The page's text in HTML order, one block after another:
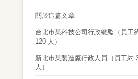
關於這篇文章
台北市某科技公司行政總監（員工
120 人）
新北市某製造廠行政人員（員工約
人）